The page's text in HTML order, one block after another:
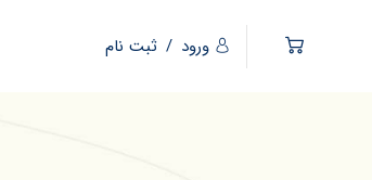
ورود / ثبت نام